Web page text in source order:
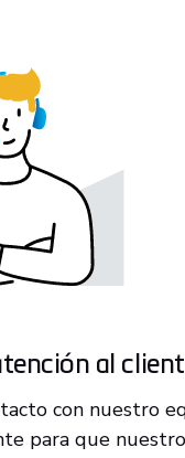
al
con nuestro
para que